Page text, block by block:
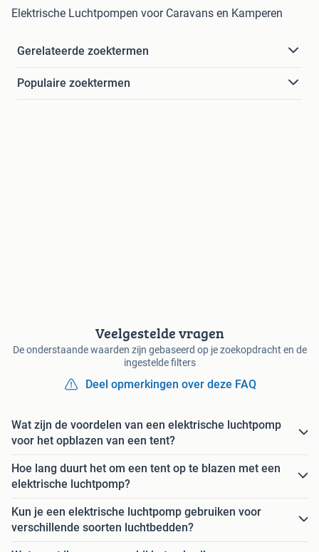
Elektrische Luchtpompen voor Caravans en Kamperen
Gerelateerde zoektermen
Populaire zoektermen
Veelgestelde vragen
De onderstaande waarden zijn gebaseerd op je zoekopdracht en de
ingestelde filters
Deel opmerkingen over deze FAQ
Wat zijn de voordelen van een elektrische luchtpomp
voor het opblazen van een tent?
Hoe lang duurt het om een tent op te blazen met een
elektrische luchtpomp?
Kun je een elektrische luchtpomp gebruiken voor
verschillende soorten luchtbedden?